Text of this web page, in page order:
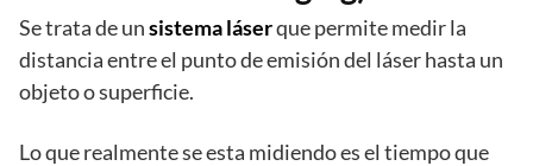
Se trata de unsistema láserque permite medir la
distancia entre el punto de emisión del láser hasta un
objeto o superficie.
Lo que realmente se esta midiendo es el tiempo que